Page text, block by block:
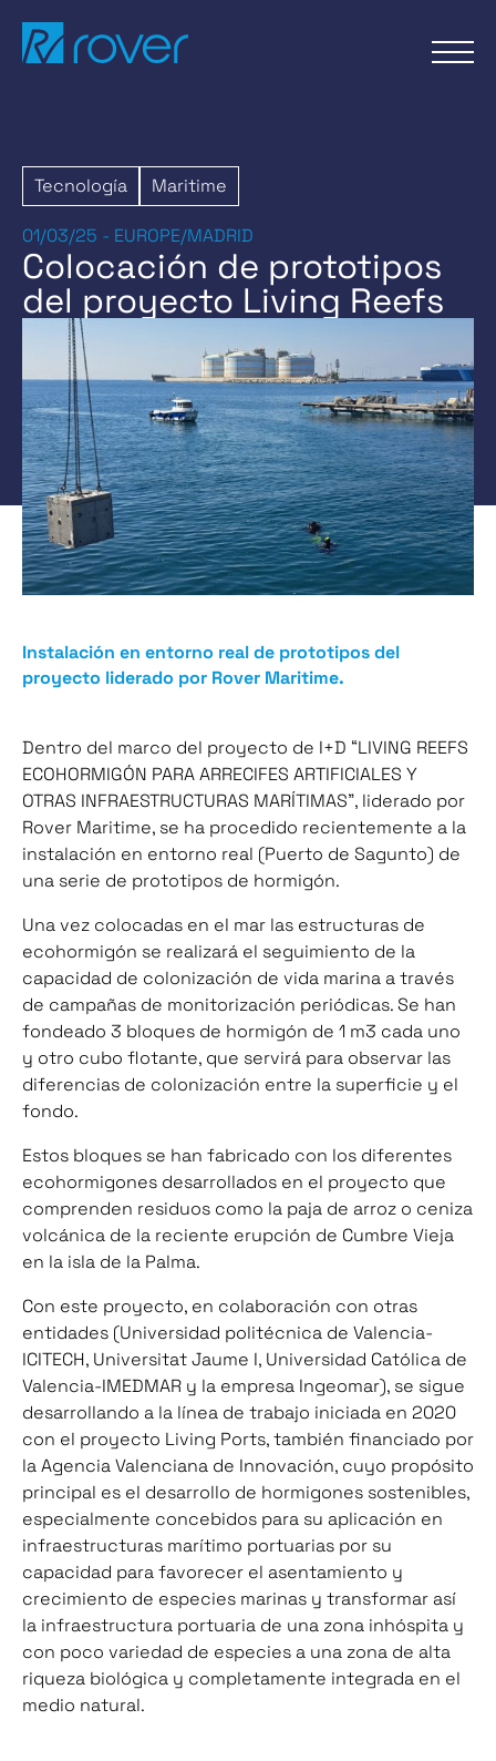
contenido
Tecnología Maritime
01/03/25 - EUROPE/MADRID
Colocación de prototipos
del proyecto Living Reefs
Instalación en entorno real de prototipos del
proyecto liderado por Rover Maritime.
Dentro del marco del proyecto de I+D “LIVING REEFS
ECOHORMIGÓN PARA ARRECIFES ARTIFICIALES Y
OTRAS INFRAESTRUCTURAS MARÍTIMAS”, liderado por
Rover Maritime, se ha procedido recientemente a la
instalación en entorno real (Puerto de Sagunto) de
una serie de prototipos de hormigón.
Una vez colocadas en el mar las estructuras de
ecohormigón se realizará el seguimiento de la
capacidad de colonización de vida marina a través
de campañas de monitorización periódicas. Se han
fondeado 3 bloques de hormigón de 1 m3 cada uno
y otro cubo flotante, que servirá para observar las
diferencias de colonización entre la superficie y el
fondo.
Estos bloques se han fabricado con los diferentes
ecohormigones desarrollados en el proyecto que
comprenden residuos como la paja de arroz o ceniza
volcánica de la reciente erupción de Cumbre Vieja
en la isla de la Palma.
Con este proyecto, en colaboración con otras
entidades (Universidad politécnica de Valencia-
ICITECH, Universitat Jaume I, Universidad Católica de
Valencia-IMEDMAR y la empresa Ingeomar), se sigue
desarrollando a la línea de trabajo iniciada en 2020
con el proyecto Living Ports, también financiado por
la Agencia Valenciana de Innovación, cuyo propósito
principal es el desarrollo de hormigones sostenibles,
especialmente concebidos para su aplicación en
infraestructuras marítimo portuarias por su
capacidad para favorecer el asentamiento y
crecimiento de especies marinas y transformar así
la infraestructura portuaria de una zona inhóspita y
con poco variedad de especies a una zona de alta
riqueza biológica y completamente integrada en el
medio natural.